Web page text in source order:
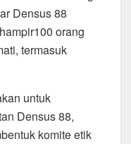
Densus 88
orang
termasuk
untuk
Densus 88,
komite etik